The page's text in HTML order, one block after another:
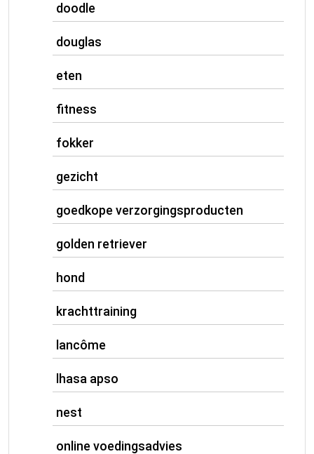
doodle
douglas
eten
fitness
fokker
gezicht
goedkope verzorgingsproducten
golden retriever
hond
krachttraining
lancôme
lhasa apso
nest
online voedingsadvies